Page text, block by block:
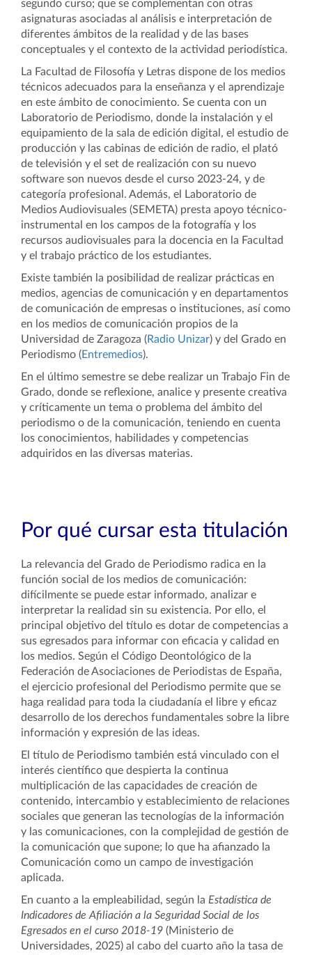
segundo curso; que se complementan con otras
asignaturas asociadas al análisis e interpretación de
diferentes ámbitos de la realidad y de las bases
conceptuales y el contexto de la actividad periodística.
La Facultad de Filosofía y Letras dispone de los medios
técnicos adecuados para la enseñanza y el aprendizaje
en este ámbito de conocimiento. Se cuenta con un
Laboratorio de Periodismo, donde la instalación y el
equipamiento de la sala de edición digital, el estudio de
producción y las cabinas de edición de radio, el plató
de televisión y el set de realización con su nuevo
software son nuevos desde el curso 2023-24, y de
categoría profesional. Además, e l Laboratorio de
Medios Audiovisuales (SEMETA) presta apoyo técnico-
instrumental en los campos de la fotografía y los
recursos audiovisuales para la docencia en la Facultad
y el trabajo práctico de los estudiantes.
Existe también la posibilidad de realizar prácticas en
medios, agencias de comunicación y en departamentos
de comunicación de empresas o instituciones, así como
en los medios de comunicación propios de la
Universidad de Zaragoza (Radio Unizar) y del Grado en
Periodismo (Entremedios).
En el último semestre se debe realizar un Trabajo Fin de
Grado, donde se reflexione, analice y presente creativa
y críticamente un tema o problema del ámbito del
periodismo o de la comunicación, teniendo en cuenta
los conocimientos, habilidades y competencias
adquiridos en las diversas materias.
Por qué cursar esta titulación
La relevancia del Grado de Periodismo radica en la
función social de los medios de comunicación:
difícilmente se puede estar informado, analizar e
interpretar la realidad sin su existencia. Por ello, el
principal objetivo del título es dotar de competencias a
sus egresados para informar con eficacia y calidad en
los medios. Según el Código Deontológico de la
Federación de Asociaciones de Periodistas de España,
el ejercicio profesional del Periodismo permite que se
haga realidad para toda la ciudadanía el libre y eficaz
desarrollo de los derechos fundamentales sobre la libre
información y expresión de las ideas.
El título de Periodismo también está vinculado con el
interés científico que despierta la continua
multiplicación de las capacidades de creación de
contenido, intercambio y establecimiento de relaciones
sociales que generan las tecnologías de la información
y las comunicaciones, con la complejidad de gestión de
la comunicación que supone; lo que ha afianzado la
Comunicación como un campo de investigación
aplicada.
En cuanto a la empleabilidad, según la Estadística de
Indicadores de Afiliación a la Seguridad Social de los
Egresados en el curso 2018-19 (Ministerio de
Universidades, 2025) al cabo del cuarto año la tasa de